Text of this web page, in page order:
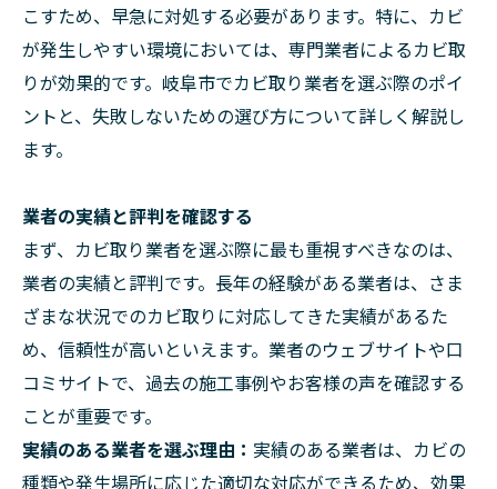
こすため、早急に対処する必要があります。特に、カビ
が発生しやすい環境においては、専門業者によるカビ取
りが効果的です。岐阜市でカビ取り業者を選ぶ際のポイ
ントと、失敗しないための選び方について詳しく解説し
ます。
業者の実績と評判を確認する
まず、カビ取り業者を選ぶ際に最も重視すべきなのは、
業者の実績と評判です。長年の経験がある業者は、さま
ざまな状況でのカビ取りに対応してきた実績があるた
め、信頼性が高いといえます。業者のウェブサイトや口
コミサイトで、過去の施工事例やお客様の声を確認する
ことが重要です。
実績のある業者を選ぶ理由： 実績のある業者は、カビの
種類や発生場所に応じた適切な対応ができるため、効果